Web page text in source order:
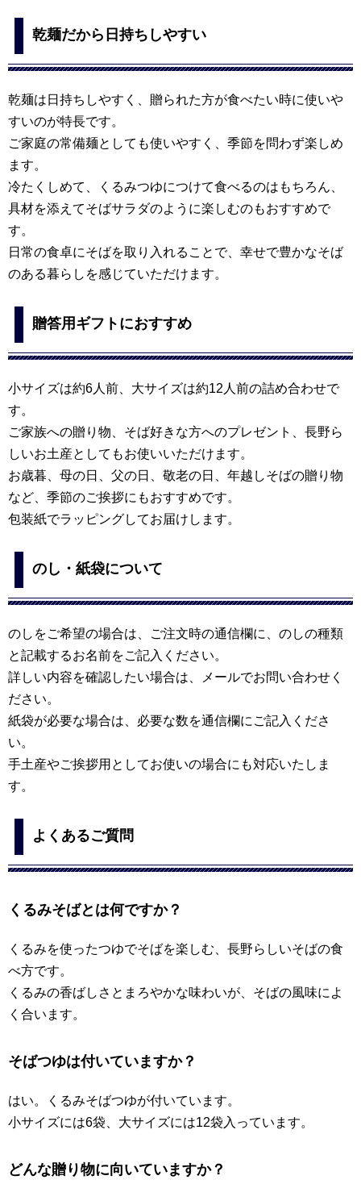
乾麺だから日持ちしやすい
乾麺は日持ちしやすく、贈られた方が食べたい時に使いや
すいのが特長です。
ご家庭の常備麺としても使いやすく、季節を問わず楽しめ
ます。
冷たくしめて、くるみつゆにつけて食べるのはもちろん、
具材を添えてそばサラダのように楽しむのもおすすめで
す。
日常の食卓にそばを取り入れることで、幸せで豊かなそば
のある暮らしを感じていただけます。
贈答用ギフトにおすすめ
小サイズは約6人前、大サイズは約12人前の詰め合わせで
す。
ご家族への贈り物、そば好きな方へのプレゼント、長野ら
しいお土産としてもお使いいただけます。
お歳暮、母の日、父の日、敬老の日、年越しそばの贈り物
など、季節のご挨拶にもおすすめです。
包装紙でラッピングしてお届けします。
のし・紙袋について
のしをご希望の場合は、ご注文時の通信欄に、のしの種類
と記載するお名前をご記入ください。
詳しい内容を確認したい場合は、メールでお問い合わせく
ださい。
紙袋が必要な場合は、必要な数を通信欄にご記入くださ
い。
手土産やご挨拶用としてお使いの場合にも対応いたしま
す。
よくあるご質問
くるみそばとは何ですか？
くるみを使ったつゆでそばを楽しむ、長野らしいそばの食
べ方です。
くるみの香ばしさとまろやかな味わいが、そばの風味によ
く合います。
そばつゆは付いていますか？
はい。くるみそばつゆが付いています。
小サイズには6袋、大サイズには12袋入っています。
どんな贈り物に向いていますか？